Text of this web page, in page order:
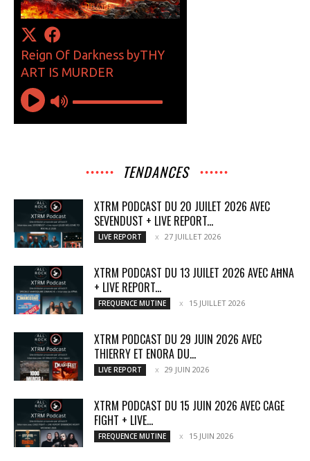
TENDANCES
XTRM PODCAST DU 20 JUILET 2026 AVEC
SEVENDUST + LIVE REPORT...
LIVE REPORT 27 JUILLET 2026
XTRM PODCAST DU 13 JUILET 2026 AVEC AĦNA
+ LIVE REPORT...
FREQUENCE MUTINE 15 JUILLET 2026
XTRM PODCAST DU 29 JUIN 2026 AVEC
THIERRY ET ENORA DU...
LIVE REPORT 29 JUIN 2026
XTRM PODCAST DU 15 JUIN 2026 AVEC CAGE
FIGHT + LIVE...
FREQUENCE MUTINE 15 JUIN 2026